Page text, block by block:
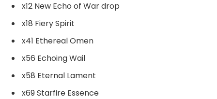
x12 New Echo of War drop
x18 Fiery Spirit
x41 Ethereal Omen
x56 Echoing Wail
x58 Eternal Lament
x69 Starfire Essence